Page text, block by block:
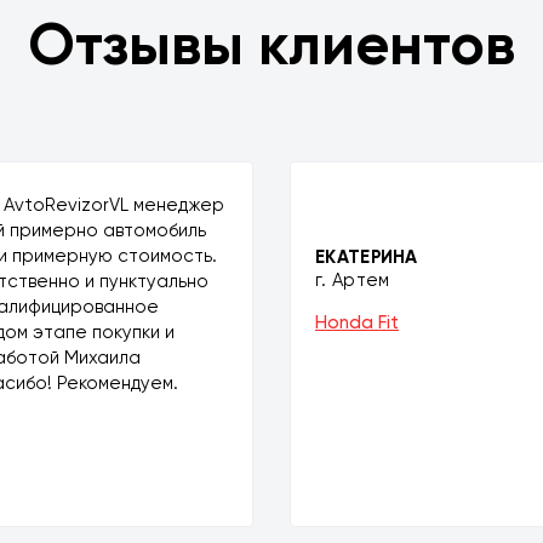
Отзывы клиентов
менеджер
примерно автомобиль
примерную стоимость.
и пунктуально
этапе покупки и
Михаила
Рекомендуем.
ЕКАТЕРИНА
г. Артем
Honda Fit